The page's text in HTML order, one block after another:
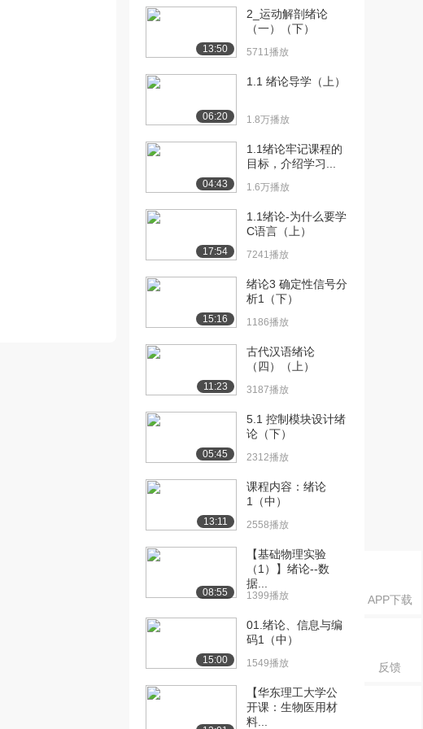
APP下载
反馈
[12] 2.5民法的适用（下）
[13] 3.1民法基本原则概述
06:15
[14] 3.1民法基本原则概述
06:12
[15] 3.2平等原则
1354播放
08:31
[16] 3.3意思自治原则
（上）
2174播放
[17] 3.3意思自治原则
2043播放
[18] 3.4公平原则
[19] 3.5诚实信用原则
[20] 3.6公序良俗原则
05:12
[21] 3.6公序良俗原则
（下）
1679播放
[23] 4.1民事法律关系的概
1969播放
[24] 4.1民事法律关系的概
13:50
2_运动解剖绪论
（一）（下）
5711播放
06:20
1.1 绪论导学（上）
1.8万播放
04:43
1.1绪论牢记课程的
目标，介绍学习...
1.6万播放
17:54
1.1绪论-为什么要学
C语言（上）
7241播放
15:16
绪论3 确定性信号分
析1（下）
1186播放
11:23
古代汉语绪论
（四）（上）
3187播放
05:45
5.1 控制模块设计绪
论（下）
2312播放
13:11
课程内容：绪论
1（中）
2558播放
08:55
【基础物理实验
（1）】绪论--数
据...
1399播放
15:00
01.绪论、信息与编
码1（中）
1549播放
【华东理工大学公
开课：生物医用材
料...